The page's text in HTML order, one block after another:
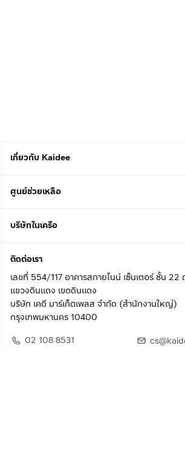
เกี่ยวกับ Kaidee
ศูนย์ช่วยเหลือ
บริษัทในเครือ
ติดต่อเรา
เลขที่ 554/117 อาคารสกายไนน์ เซ็นเตอร์ ชั้น
แขวงดินแดง เขตดินแดง
บริษัท เคดี มาร์เก็ตเพลส จำกัด (สำนักงานใหญ่)
กรุงเทพมหานคร 10400
02 108 8531